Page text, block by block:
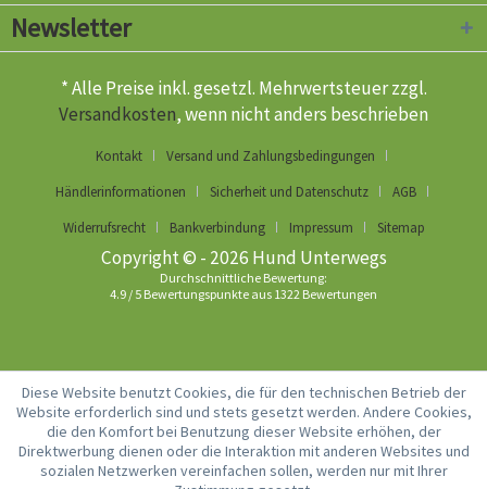
Newsletter
* Alle Preise inkl. gesetzl. Mehrwertsteuer zzgl.
Versandkosten, wenn nicht anders beschrieben
Kontakt
Versand und Zahlungsbedingungen
Händlerinformationen
Sicherheit und Datenschutz
AGB
Widerrufsrecht
Bankverbindung Impressum Sitemap
Copyright © - 2026 Hund Unterwegs
Durchschnittliche Bewertung:
4.9 / 5 Bewertungspunkte aus 1322 Bewertungen
Diese Website benutzt Cookies, die für den technischen Betrieb der
Website erforderlich sind und stets gesetzt werden. Andere Cookies,
die den Komfort bei Benutzung dieser Website erhöhen, der
Direktwerbung dienen oder die Interaktion mit anderen Websites und
sozialen Netzwerken vereinfachen sollen, werden nur mit Ihrer